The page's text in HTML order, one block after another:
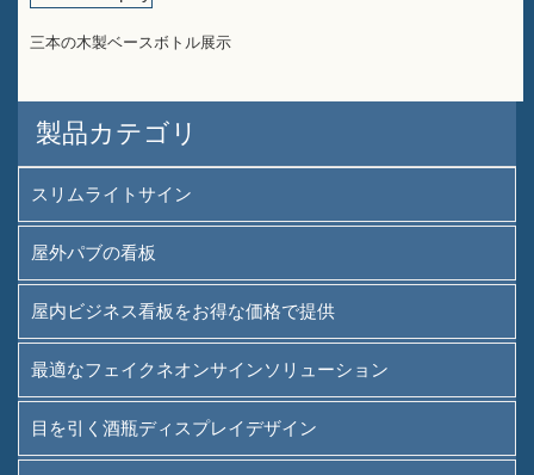
三本の木製ベースボトル展示
製品カテゴリ
スリムライトサイン
屋外パブの看板
屋内ビジネス看板をお得な価格で提供
最適なフェイクネオンサインソリューション
目を引く酒瓶ディスプレイデザイン